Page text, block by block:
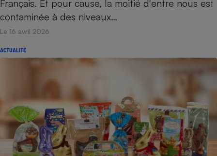
Français. Et pour cause, la moitié d'entre nous est
contaminée à des niveaux…
Le 16 avril 2026
ACTUALITÉ